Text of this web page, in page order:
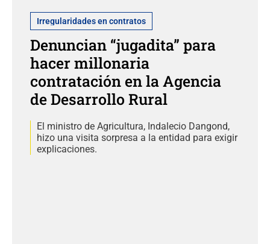
Irregularidades en contratos
Denuncian “jugadita” para
hacer millonaria
contratación en la Agencia
de Desarrollo Rural
El ministro de Agricultura, Indalecio Dangond,
hizo una visita sorpresa a la entidad para exigir
explicaciones.